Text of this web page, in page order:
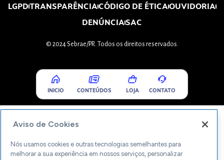
LGPDTRANSPARÊNCIACÓDIGO DE ÉTICAOUVIDORIA
DENÚNCIASAC
© 2024 Sebrae/PR. Todos os direitos reservados.
INICIO CONTEÚDOS LOJA CONTATO
Aviso de Cookies
Nós usamos cookies e outras tecnologias semelhantes para
melhorar a sua experiência em nossos serviços, personalizar